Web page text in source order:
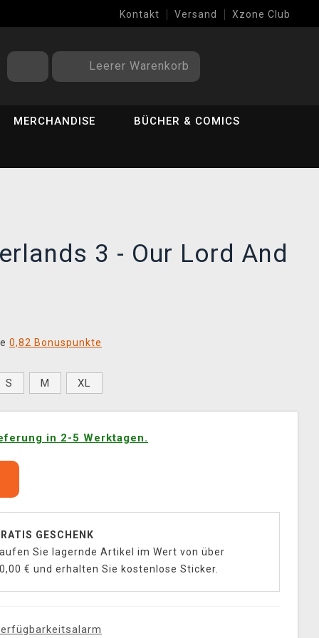
Kontakt Versand Xzone Club
Leerer Warenkorb
MERCHANDISE BÜCHER & COMICS
3 - Our Lord And
0,82 Bonuspunkte
S M XL
in 2-5 Werktagen.
GESCHENK
Sie lagernde Artikel im Wert von über
€ und erhalten Sie kostenlose Sticker.